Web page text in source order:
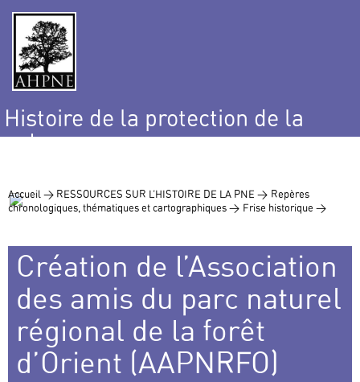
Histoire de la protection de la
nature
Accueil > RESSOURCES SUR L’HISTOIRE DE LA PNE > Repères
chronologiques, thématiques et cartographiques > Frise historique >
Création de l’Association
des amis du parc naturel
régional de la forêt
d’Orient (AAPNRFO)